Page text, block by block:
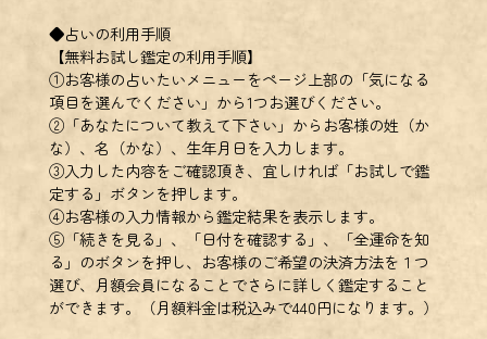
◆占いの利用手順
【無料お試し鑑定の利用手順】
①お客様の占いたいメニューをページ上部の「気になる
項目を選んでください」から1つお選びください。
②「あなたについて教えて下さい」からお客様の姓（か
な）、名（かな）、生年月日を入力します。
③入力した内容をご確認頂き、宜しければ「お試しで鑑
定する」ボタンを押します。
④お客様の入力情報から鑑定結果を表示します。
⑤「続きを見る」、「日付を確認する」、「全運命を知
る」のボタンを押し、お客様のご希望の決済方法を１つ
選び、月額会員になることでさらに詳しく鑑定すること
ができます。（月額料金は税込みで440円になります。）